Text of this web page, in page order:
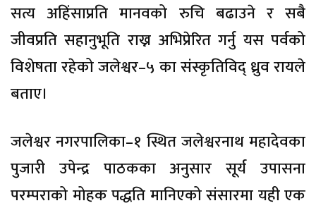
सत्य अहिंसाप्रति मानवको रुचि बढाउने र सबै
जीवप्रति सहानुभूति राख्न अभिप्रेरित गर्नु यस पर्वको
विशेषता रहेको जलेश्वर–५ का संस्कृतिविद् ध्रुव रायले
बताए।
जलेश्वर नगरपालिका–१ स्थित जलेश्वरनाथ महादेवका
पुजारी उपेन्द्र पाठकका अनुसार सूर्य उपासना
परम्पराको मोहक पद्धति मानिएको संसारमा यही एक